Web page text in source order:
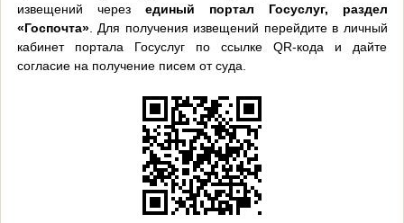
извещений через единый портал Госуслуг, раздел
«Госпочта». Для получения извещений перейдите в личный
кабинет портала Госуслуг по ссылке QR-кода и дайте
согласие на получение писем от суда.